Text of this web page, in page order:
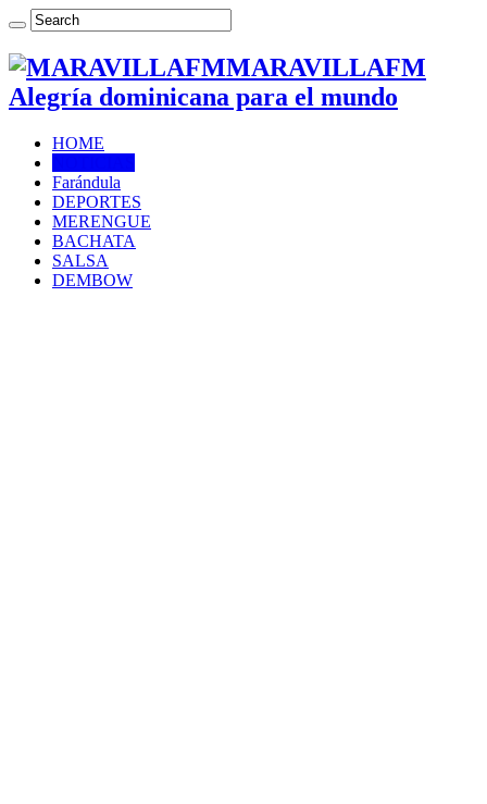
MARAVILLAFM
Alegría dominicana para el mundo
HOME
Farándula
DEPORTES
MERENGUE
BACHATA
SALSA
DEMBOW